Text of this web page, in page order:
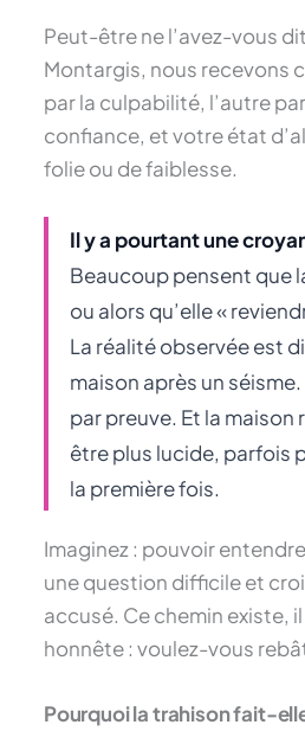
Peut-être ne l’avez-vous
Montargis, nous recevons
par la culpabilité, l’autre
confiance, et votre état
folie ou de faiblesse.
Il y a pourtant une
Beaucoup pensent que
ou alors qu’elle «
La réalité observée est
maison après un séisme.
par preuve. Et la maison
être plus lucide, parfois
la première fois.
Imaginez : pouvoir
une question difficile et
accusé. Ce chemin existe,
honnête : voulez-vous
Pourquoi la trahison fait-